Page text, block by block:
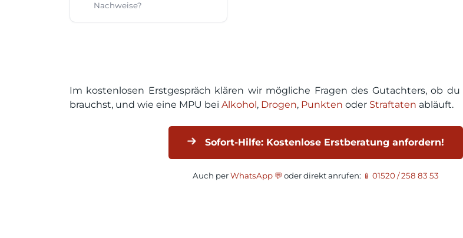
Nachweise?
Im kostenlosen Erstgespräch klären wir mögliche Fragen des Gutachters, ob du
brauchst, und wie eine MPU bei Alkohol, Drogen, Punkten oder Straftaten abläuft.
Sofort-Hilfe: Kostenlose Erstberatung anfordern!
Auch perWhatsApp 💬 oder direkt anrufen: 📱 01520 / 258 83 53